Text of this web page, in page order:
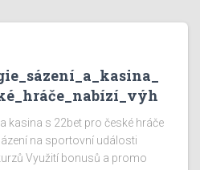
kasina s 22bet pro české hráče
na sportovní události
Využití bonusů a promo